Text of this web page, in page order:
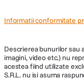
Informatii conformitate
Descrierea bunurilor sau
imagini, video etc.) nu
acestea fiind utilizate
S.R.L. nu isi asuma